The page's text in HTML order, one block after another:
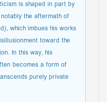
is shaped in part by
the aftermath of
which imbues his works
toward the
In this way, his
becomes a form of
purely private